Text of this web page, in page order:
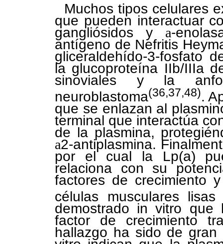
Muchos tipos celulares
que pueden interactuar
gangliósidos y a-
antígeno de Nefritis
gliceraldehído-3-fosfato
la glucoproteína IIb/IIIa
sinoviales y la
neuroblastoma(36,37,48).
que se enlazan al
terminal que interactúa
de la plasmina,
a2-antiplasmina.
por el cual la Lp(a)
relaciona con su
factores de crecimiento
células musculares
demostrado in vitro
factor de crecimiento
hallazgo ha sido de